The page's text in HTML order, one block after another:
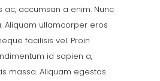
ac, accumsan a enim. Nunc
Aliquam ullamcorper eros
facilisis vel. Proin
id sapien a,
massa. Aliquam egestas